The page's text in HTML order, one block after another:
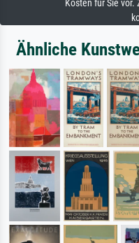
Kosten für Sie vor.
Ähnliche